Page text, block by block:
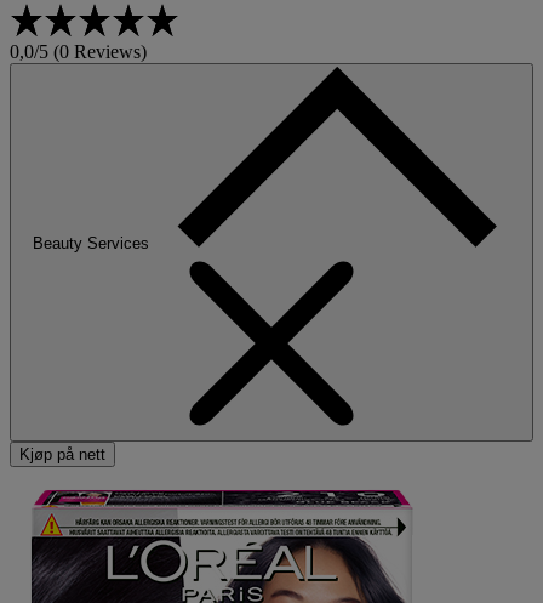
0,0/5 (0 Reviews)
Beauty Services
Kjøp på nett